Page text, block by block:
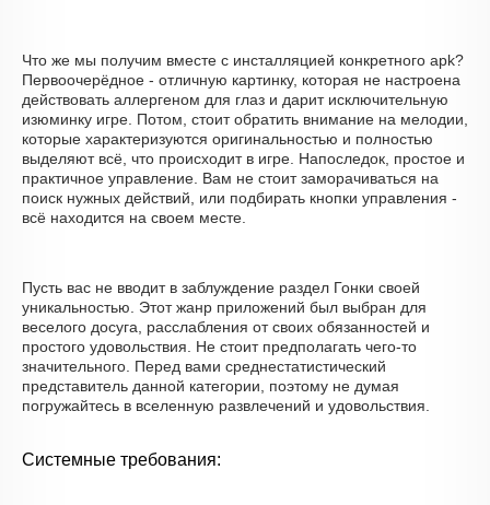
Что же мы получим вместе с инсталляцией конкретного apk?
Первоочерёдное - отличную картинку, которая не настроена
действовать аллергеном для глаз и дарит исключительную
изюминку игре. Потом, стоит обратить внимание на мелодии,
которые характеризуются оригинальностью и полностью
выделяют всё, что происходит в игре. Напоследок, простое и
практичное управление. Вам не стоит заморачиваться на
поиск нужных действий, или подбирать кнопки управления -
всё находится на своем месте.
Пусть вас не вводит в заблуждение раздел Гонки своей
уникальностью. Этот жанр приложений был выбран для
веселого досуга, расслабления от своих обязанностей и
простого удовольствия. Не стоит предполагать чего-то
значительного. Перед вами среднестатистический
представитель данной категории, поэтому не думая
погружайтесь в вселенную развлечений и удовольствия.
Системные требования: